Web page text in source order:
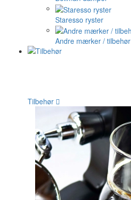
Staresso ryster
Andre mærker / tilbehør
Tilbehør